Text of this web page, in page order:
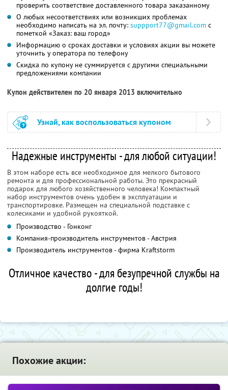
проверить соответствие доставленного товара заказанному
О любых несоответствиях или возникших проблемах
необходимо написать на эл. почту: suppport77@gmail.com с
пометкой «Заказ: ваш город»
Информацию о сроках доставки и условиях акции вы можете
уточнить у оператора по телефону
Скидка по купону не суммируется с другими специальными
предложениями компании
Купон действителен по 20 января 2013 включительно
Узнай, как воспользоваться купоном
Надежные инструменты - для любой ситуации!
В этом наборе есть все необходимое для мелкого бытового
ремонта и для профессиональной работы. Это прекрасный
подарок для любого хозяйственного человека! Компактный
набор инструментов очень удобен в эксплуатации и
транспортировке. Размещен на специальной подставке с
колесиками и удобной рукояткой.
Производство - Гонконг
Компания-производитель инструментов - Австрия
Производитель инструментов - фирма Kraftstorm
Отличное качество - для безупречной службы на
долгие годы!
Похожие акции: